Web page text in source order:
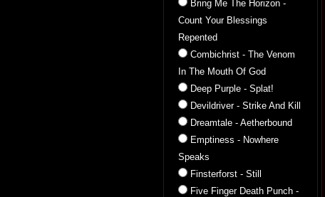
Bring Me The Horizon -
Count Your Blessings
Repented
Combichrist - The Venom
In The Mouth Of God
Deep Purple - Splat!
Devildriver - Strike And Kill
Dreamtale - Aetherbound
Emptiness - Nowhere
Speaks
Finsterforst - Still
Five Finger Death Punch -